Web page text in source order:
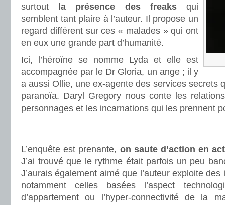
surtout
la présence des freaksqui
semblent tant plaire à l’auteur. Il propose un
regard différent sur ces « malades » qui ont
en eux une grande part d’humanité.
Ici, l’héroïne se nomme Lyda et elle est
accompagnée par le Dr Gloria, un ange ; il y
a aussi Ollie, une ex-agente des services secrets
paranoïa. Daryl Gregory nous conte les
personnages et les incarnations qui les prennent
L’enquête est prenante, on saute d’action en
J’ai trouvé que le rythme était parfois un peu
J’aurais également aimé que l’auteur exploite
notamment celles basées l’aspect
d’appartement ou l’hyper-connectivité de la